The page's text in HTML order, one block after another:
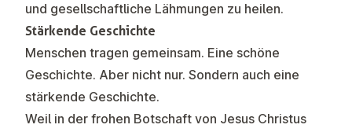
und gesellschaftliche Lähmungen zu heilen.
Stärkende Geschichte
Menschen tragen gemeinsam. Eine schöne
Geschichte. Aber nicht nur. Sondern auch eine
stärkende Geschichte.
Weil in der frohen Botschaft von Jesus Christus